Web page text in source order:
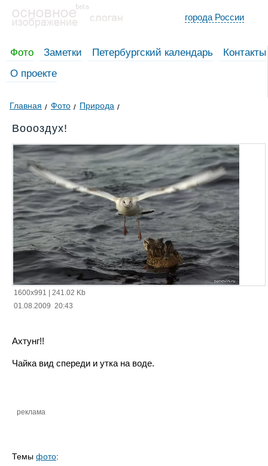
города России
Фото Заметки Петербургский календарь
Контакты
О проекте
Главная Фото Природа
Воооздух!
1600x991
241.02 Kb
01.08.2009 20:43
Ахтунг!!
Чайка вид спереди и утка на воде.
реклама
Темы фото: